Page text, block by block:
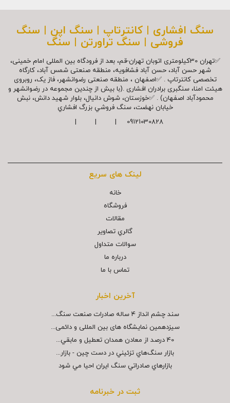
سنگ افشاری | کانترتاپ | سنگ اپن | سنگ
فروشی | سنگ تراورتن | سنگ
✅تهران 30کیلومتری اتوبان تهران-قم، بعد از فرودگاه بین المللی امام خمینی،
شهر حسن آباد، حسن آباد فشافویه، منطقه صنعتی شمس آباد، کارگاه
تخصصی کانترتاپ . ✅اصفهان ، منطقه صنعتی رضوانشهر، فاز یک، روبروی
هیئت امنا، سنگبری برادران افشاری .(با بیش از چندین مجموعه در رضوانشهر و
محمودآباد اصفهان) . ✅خوزستان، شوش دانیال، بلوار شهيد دانش، نبش
خیابان نهضت، سنگ فروشي بزرگ افشاري
09121030828 | | |
لینک های سریع
خانه
فروشگاه
مقالات
گالري تصاوير
سوالات متداول
درباره ما
تماس با ما
آخرین اخبار
سند چشم انداز ۴ ساله صادرات صنعت سنگ...
سیزدهمین نمایشگاه های بین المللی و دائمی...
40 درصد از معادن همدان تعطيل و مابقي...
بازار سنگ‌هاي تزئيني در دست چين - بازار...
بازارهاي صادراتي سنگ ايران احيا مي شود
ثبت در خبرنامه